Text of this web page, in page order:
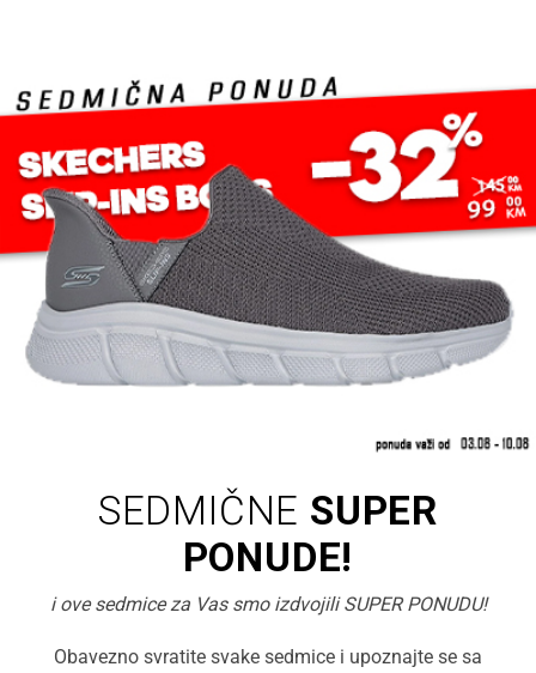
SEDMIČNE SUPER
PONUDE!
i ove sedmice za Vas smo izdvojili SUPER PONUDU!
Obavezno svratite svake sedmice i upoznajte se sa